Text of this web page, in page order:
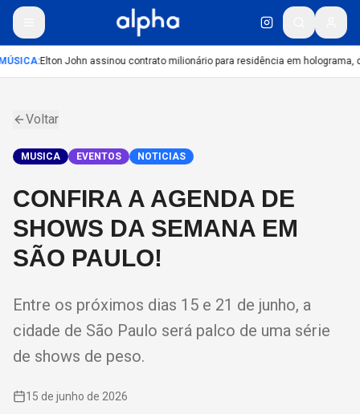
:Elton John assinou contrato milionário para residência em holograma,
Voltar
MUSICA EVENTOS NOTICIAS
CONFIRA A AGENDA DE
SHOWS DA SEMANA EM
SÃO PAULO!
Entre os próximos dias 15 e 21 de junho, a
cidade de São Paulo será palco de uma série
de shows de peso.
15 de junho de 2026